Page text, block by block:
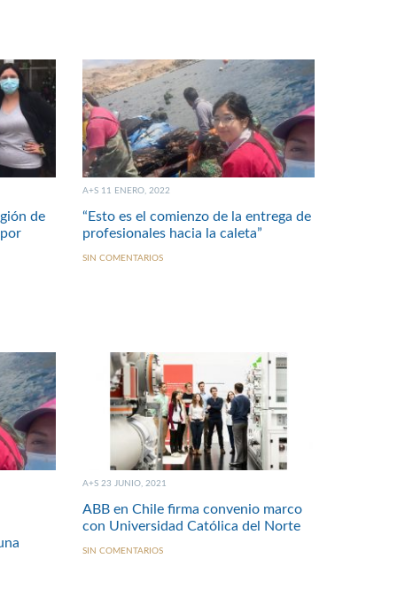
de
A+S 11 ENERO, 2022
“Esto es el comienzo de la entrega de
profesionales hacia la caleta”
SIN COMENTARIOS
A+S 23 JUNIO, 2021
ABB en Chile firma convenio marco
con Universidad Católica del Norte
SIN COMENTARIOS